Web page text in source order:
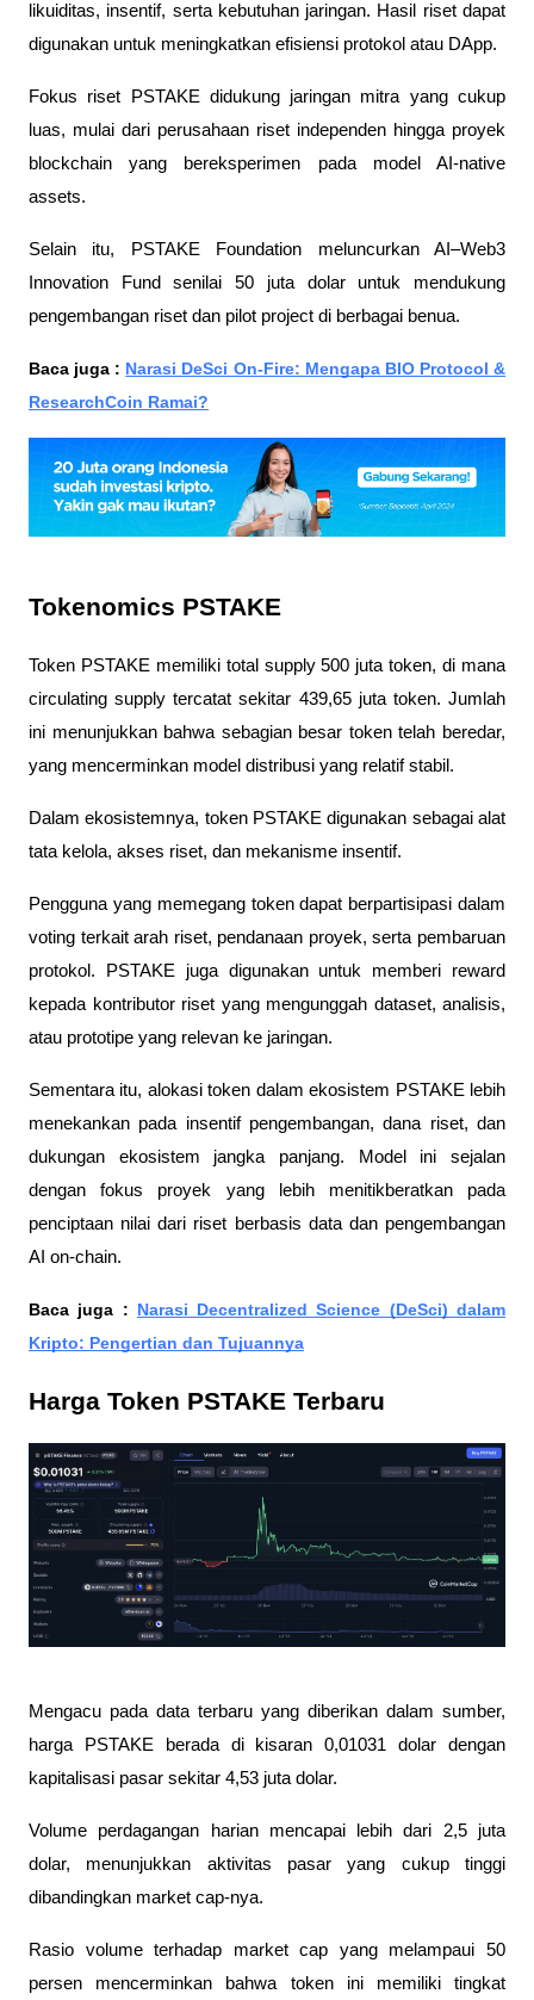
likuiditas, insentif, serta kebutuhan jaringan. Hasil riset dapat
digunakan untuk meningkatkan efisiensi protokol atau DApp.
Fokus riset PSTAKE didukung jaringan mitra yang cukup
luas, mulai dari perusahaan riset independen hingga proyek
blockchain yang bereksperimen pada model AI-native
assets.
Selain itu, PSTAKE Foundation meluncurkan AI–Web3
Innovation Fund senilai 50 juta dolar untuk mendukung
pengembangan riset dan pilot project di berbagai benua.
Baca juga : Narasi DeSci On-Fire: Mengapa BIO Protocol &
ResearchCoin Ramai?
Tokenomics PSTAKE
Token PSTAKE memiliki total supply 500 juta token, di mana
circulating supply tercatat sekitar 439,65 juta token. Jumlah
ini menunjukkan bahwa sebagian besar token telah beredar,
yang mencerminkan model distribusi yang relatif stabil.
Dalam ekosistemnya, token PSTAKE digunakan sebagai alat
tata kelola, akses riset, dan mekanisme insentif.
Pengguna yang memegang token dapat berpartisipasi dalam
voting terkait arah riset, pendanaan proyek, serta pembaruan
protokol. PSTAKE juga digunakan untuk memberi reward
kepada kontributor riset yang mengunggah dataset, analisis,
atau prototipe yang relevan ke jaringan.
Sementara itu, alokasi token dalam ekosistem PSTAKE lebih
menekankan pada insentif pengembangan, dana riset, dan
dukungan ekosistem jangka panjang. Model ini sejalan
dengan fokus proyek yang lebih menitikberatkan pada
penciptaan nilai dari riset berbasis data dan pengembangan
AI on-chain.
Baca juga : Narasi Decentralized Science (DeSci) dalam
Kripto: Pengertian dan Tujuannya
Harga Token PSTAKE Terbaru
Mengacu pada data terbaru yang diberikan dalam sumber,
harga PSTAKE berada di kisaran 0,01031 dolar dengan
kapitalisasi pasar sekitar 4,53 juta dolar.
Volume perdagangan harian mencapai lebih dari 2,5 juta
dolar, menunjukkan aktivitas pasar yang cukup tinggi
dibandingkan market cap-nya.
Rasio volume terhadap market cap yang melampaui 50
persen mencerminkan bahwa token ini memiliki tingkat